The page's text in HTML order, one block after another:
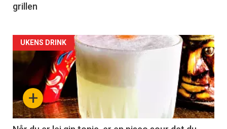
grillen
Forsiden
akkurat
nå
-
+
UKENS DRINK